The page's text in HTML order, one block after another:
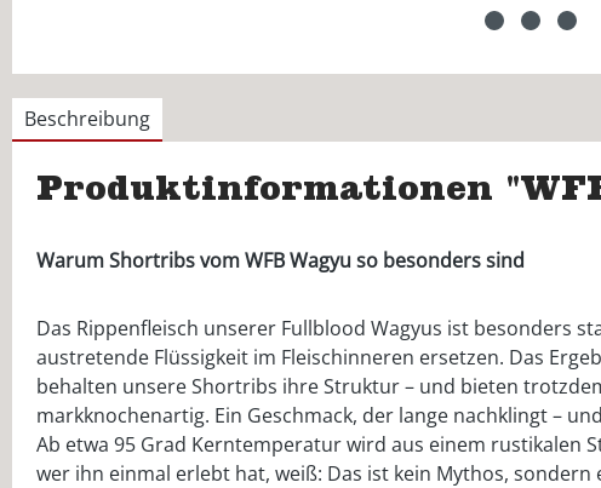
Beschreibung
Produktinformationen
Warum Shortribs vom WFB Wagyu so besonders sind
Das Rippenfleisch unserer Fullblood Wagyus ist besonders
austretende Flüssigkeit im Fleischinneren ersetzen. Das
behalten unsere Shortribs ihre Struktur – und bieten
markknochenartig. Ein Geschmack, der lange nachklingt –
Ab etwa 95 Grad Kerntemperatur wird aus einem rustikalen
wer ihn einmal erlebt hat, weiß: Das ist kein Mythos,